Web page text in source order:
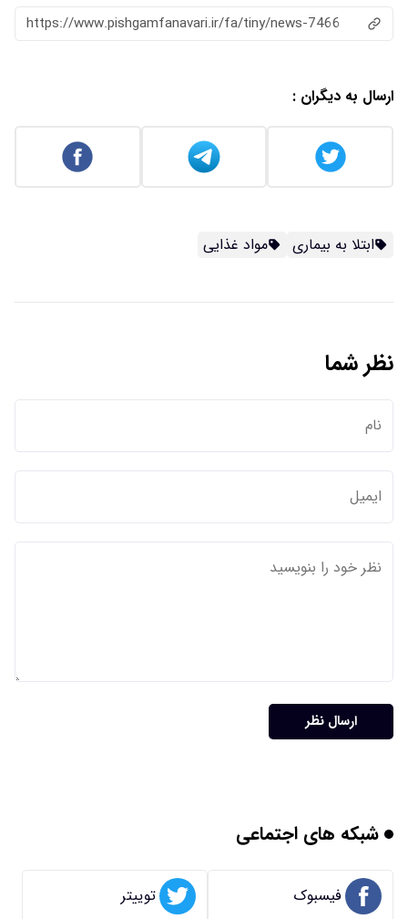
https://www.pishgamfanavari.ir/fa/tiny/news-7466
ارسال به دیگران :
ابتلا به بیماری مواد غذایی
نظر شما
ارسال نظر
شبکه های اجتماعی
فیسبوک توییتر